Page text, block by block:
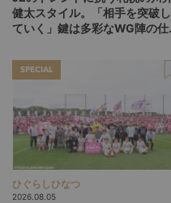
健太スタイル。「相手を突破し
ていく」鍵は多彩なWG陣の仕
SPECIAL
ひぐらしひなつ
2026.08.05